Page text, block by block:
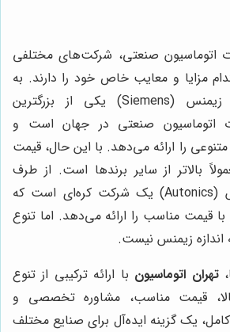
اتوماسیون صنعتی، شرکت‌های مختلفی
مزایا و معایب خاص خود را دارند. به
عنوان مثال، شرکت زیمنس (Siemens) یکی از بزرگترین
اتوماسیون صنعتی در جهان است و
را ارائه می‌دهد. با این حال، قیمت
بالاتر از سایر برندها است. از طرف
دیگر، شرکت اتونیکس (Autonics) یک شرکت کره‌ای است که
قیمت مناسب را ارائه می‌دهد. اما تنوع
زیمنس نیست.
تهران اتوماسیون با ارائه ترکیبی از تنوع
قیمت مناسب، مشاوره تخصصی و
یک گزینه ایده‌آل برای صنایع مختلف